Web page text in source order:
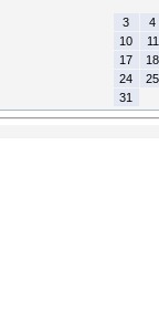
3
4
10
11
17
18
24
25
31